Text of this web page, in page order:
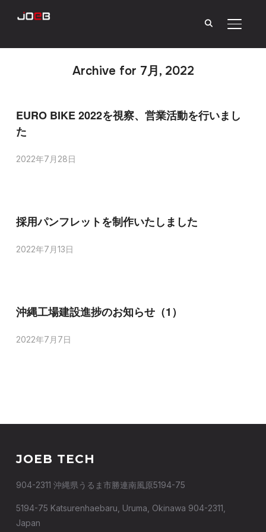
サイド
Archive for 7月, 2022
EURO BIKE 2022を視察、営業活動を行いまし
た
2022年7月28日
採用パンフレットを制作いたしました
2022年7月13日
沖縄工場建設進捗のお知らせ（1）
2022年7月7日
JOEB TECH
904-2311 沖縄県うるま市勝連南風原5194-75
5194-75 Katsurenhaebaru, Uruma, Okinawa 904-2311,
Japan